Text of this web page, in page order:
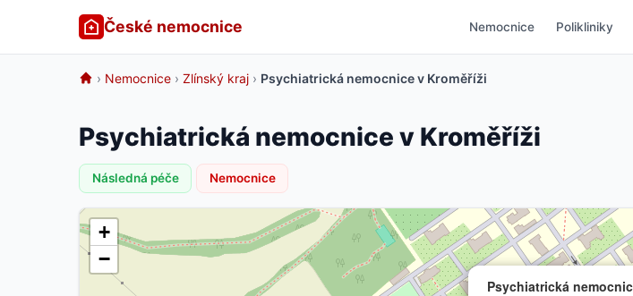
České nemocnice Nemocnice Polikliniky
› Nemocnice › Zlínský kraj › Psychiatrická nemocnice v Kroměříži
Psychiatrická nemocnice v Kroměříži
Následná péče Nemocnice
Psychiatrická
+
−